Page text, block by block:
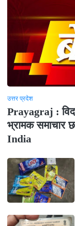
उत्तर प्रदेश
Prayagraj :
भ्रामक समाचार
India